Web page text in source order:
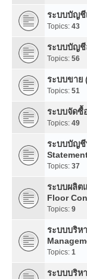
ระบบบัญชี
Topics: 43
ระบบบัญชี
Topics: 56
ระบบขาย
Topics: 51
ระบบจัดซื้
Topics: 49
ระบบบัญชี
Topics: 37
ระบบผลิต
Floor
Topics: 9
ระบบบริห
Topics: 1
ระบบบริห